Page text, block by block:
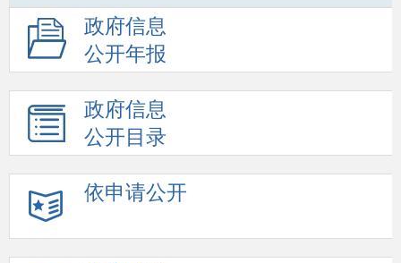
政府信息
公开年报
政府信息
公开目录
依申请公开